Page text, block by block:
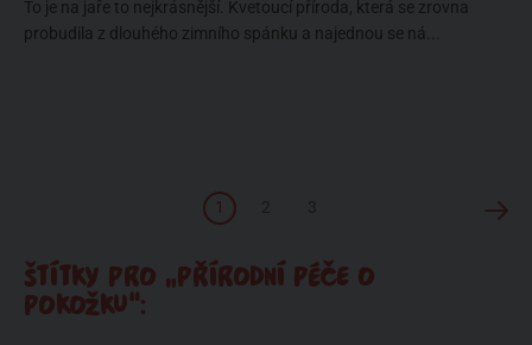
To je na jaře to nejkrásnější. Kvetoucí příroda, která se zrovna
probudila z dlouhého zimního spánku a najednou se ná...
1
ŠTÍTKY PRO „PŘÍRODNÍ PÉČE O
POKOŽKU“: